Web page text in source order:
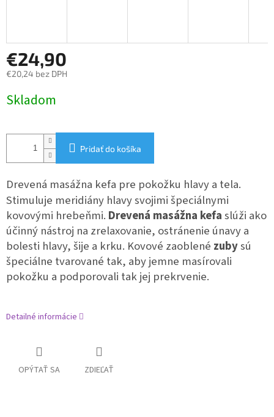
€24,90
€20,24 bez DPH
cena:
Skladom
Pridať do košíka
Drevená masážna kefa pre pokožku hlavy a tela.
Stimuluje meridiány hlavy svojimi špeciálnymi
kovovými hrebeňmi. Drevená masážna kefaslúži ako
účinný nástroj na zrelaxovanie, ostránenie únavy a
bolesti hlavy, šije a krku. Kovové zaoblené zubysú
špeciálne tvarované tak, aby jemne masírovali
pokožku a podporovali tak jej prekrvenie.
Detailné informácie
OPÝTAŤ SA ZDIEĽAŤ